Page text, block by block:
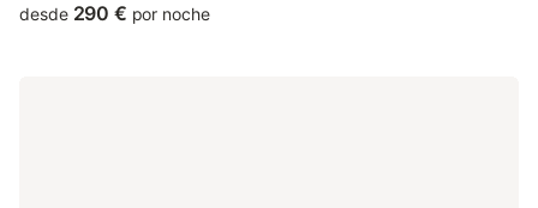
desde 290 € por noche